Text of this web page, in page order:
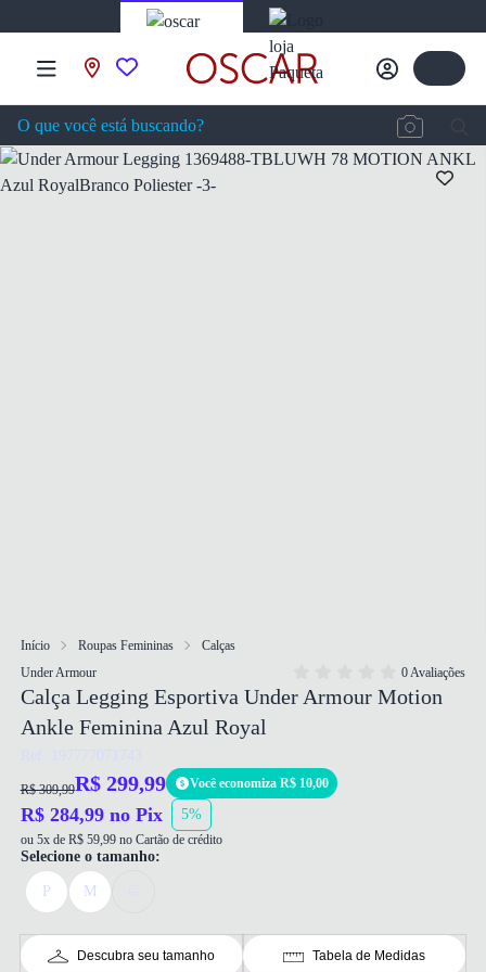
Início Roupas Femininas
Calças
Under Armour
0 Avaliações
Calça Legging Esportiva Under Armour Motion
Ankle Feminina Azul Royal
Ref: 197777071743
R$ 309,99R$ 299,99 Você economiza R$ 10,00
R$ 284,99 no Pix 5%
ou 5x de R$ 59,99 no Cartão de crédito
Selecione o tamanho:
P M
Descubra seu tamanho Tabela de Medidas